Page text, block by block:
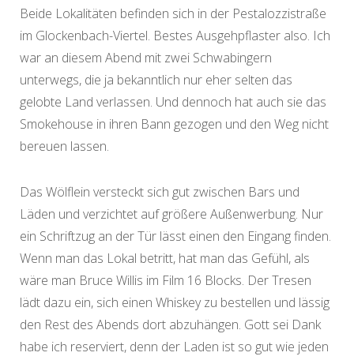
Beide Lokalitäten befinden sich in der Pestalozzistraße
im Glockenbach-Viertel. Bestes Ausgehpflaster also. Ich
war an diesem Abend mit zwei Schwabingern
unterwegs, die ja bekanntlich nur eher selten das
gelobte Land verlassen. Und dennoch hat auch sie das
Smokehouse in ihren Bann gezogen und den Weg nicht
bereuen lassen.
Das Wölflein versteckt sich gut zwischen Bars und
Läden und verzichtet auf größere Außenwerbung. Nur
ein Schriftzug an der Tür lässt einen den Eingang finden.
Wenn man das Lokal betritt, hat man das Gefühl, als
wäre man Bruce Willis im Film 16 Blocks. Der Tresen
lädt dazu ein, sich einen Whiskey zu bestellen und lässig
den Rest des Abends dort abzuhängen. Gott sei Dank
habe ich reserviert, denn der Laden ist so gut wie jeden